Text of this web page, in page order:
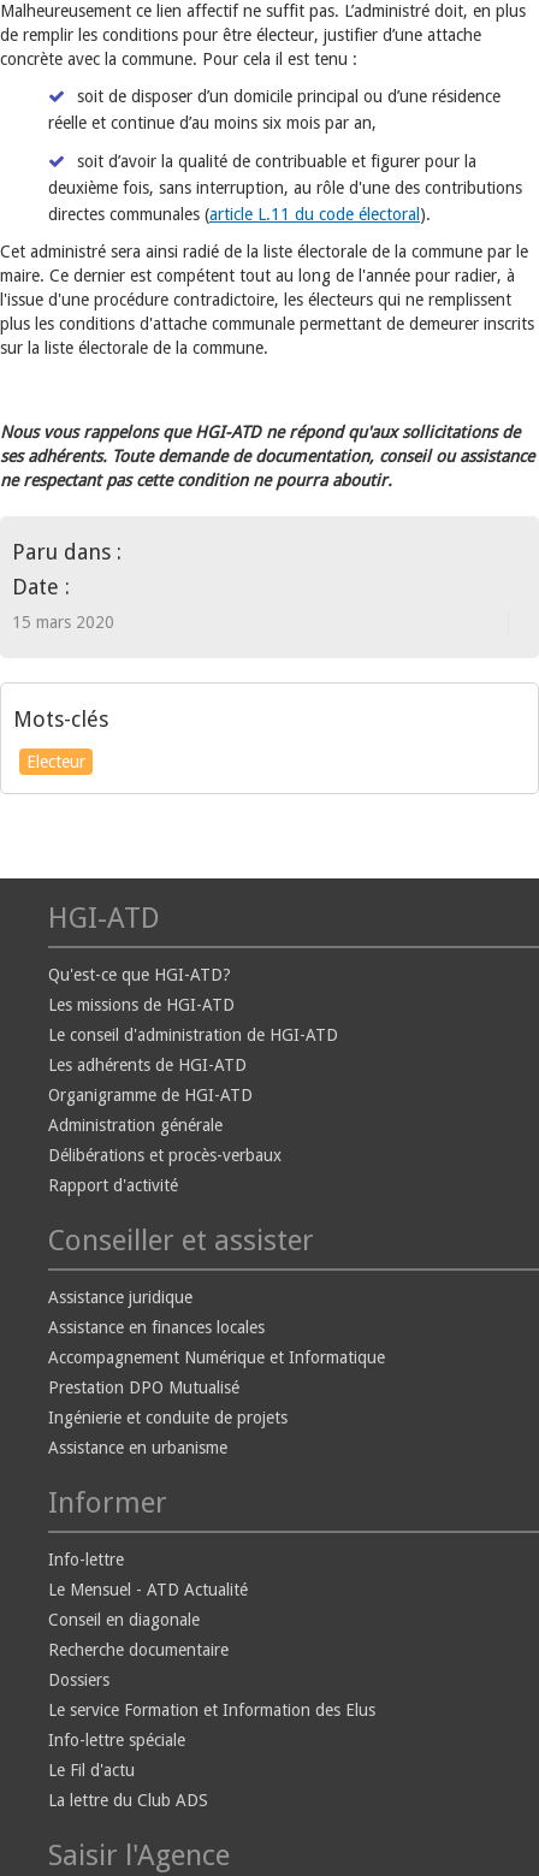
Malheureusement ce lien affectif ne suffit pas. L’administré doit, en plus
de remplir les conditions pour être électeur, justifier d’une attache
concrète avec la commune. Pour cela il est tenu :
soit de disposer d’un domicile principal ou d’une résidence
réelle et continue d’au moins six mois par an,
soit d’avoir la qualité de contribuable et figurer pour la
deuxième fois, sans interruption, au rôle d'une des contributions
directes communales (article L.11 du code électoral ).
Cet administré sera ainsi radié de la liste électorale de la commune par le
maire. Ce dernier est compétent tout au long de l'année pour radier, à
l'issue d'une procédure contradictoire, les électeurs qui ne remplissent
plus les conditions d'attache communale permettant de demeurer inscrits
sur la liste électorale de la commune.
Nous vous rappelons que HGI-ATD ne répond qu'aux sollicitations de
ses adhérents. Toute demande de documentation, conseil ou assistance
ne respectant pas cette condition ne pourra aboutir.
Paru dans :
Date :
15 mars 2020
Mots-clés
Electeur
HGI-ATD
Qu'est-ce que HGI-ATD?
Les missions de HGI-ATD
Le conseil d'administration de HGI-ATD
Les adhérents de HGI-ATD
Organigramme de HGI-ATD
Administration générale
Délibérations et procès-verbaux
Rapport d'activité
Conseiller et assister
Assistance juridique
Assistance en finances locales
Accompagnement Numérique et Informatique
Prestation DPO Mutualisé
Ingénierie et conduite de projets
Assistance en urbanisme
Informer
Info-lettre
Le Mensuel - ATD Actualité
Conseil en diagonale
Recherche documentaire
Dossiers
Le service Formation et Information des Elus
Info-lettre spéciale
Le Fil d'actu
La lettre du Club ADS
Saisir l'Agence